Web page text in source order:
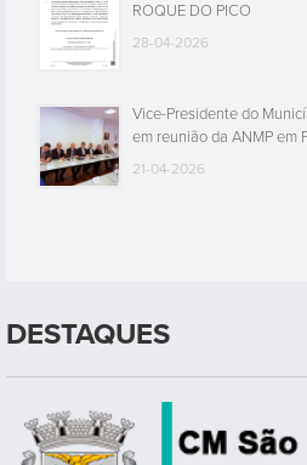
ROQUE DO PICO
28-04-2026
Vice-Presidente do
em reunião da ANMP em
21-04-2026
DESTAQUES